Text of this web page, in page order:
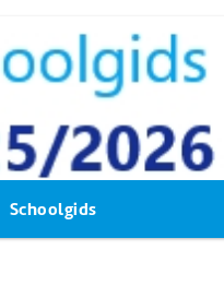
Schoolgids